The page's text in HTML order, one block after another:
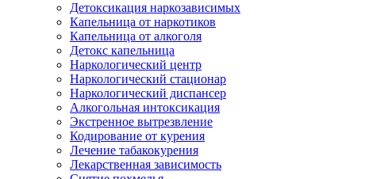
Детоксикация наркозависимых
Капельница от наркотиков
Капельница от алкоголя
Детокс капельница
Наркологический центр
Наркологический стационар
Наркологический диспансер
Алкогольная интоксикация
Экстренное вытрезвление
Кодирование от курения
Лечение табакокурения
Лекарственная зависимость